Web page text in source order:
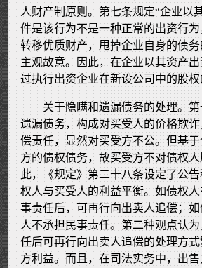
人财产制原则。第七条规定“企业以
件是该行为不是一种正常的出资行
转移优质财产，甩掉企业自身的债
主观故意。因此，在企业以其资产
过执行出资企业在新设公司中的股
关于隐瞒和遗漏债务的处理。
遗漏债务，构成对买受人的价格欺
偿责任，显然对买受方不公。但基
方的债权债务，故买受方不对债权
此，《规定》第二十八条设定了公
权人与买受人的利益平衡。如债权
事责任后，可再行向出卖人追偿；
人不承担民事责任。第二种观点认
任后可再行向出卖人追偿的处理方
方利益。而且，在司法实务中，出